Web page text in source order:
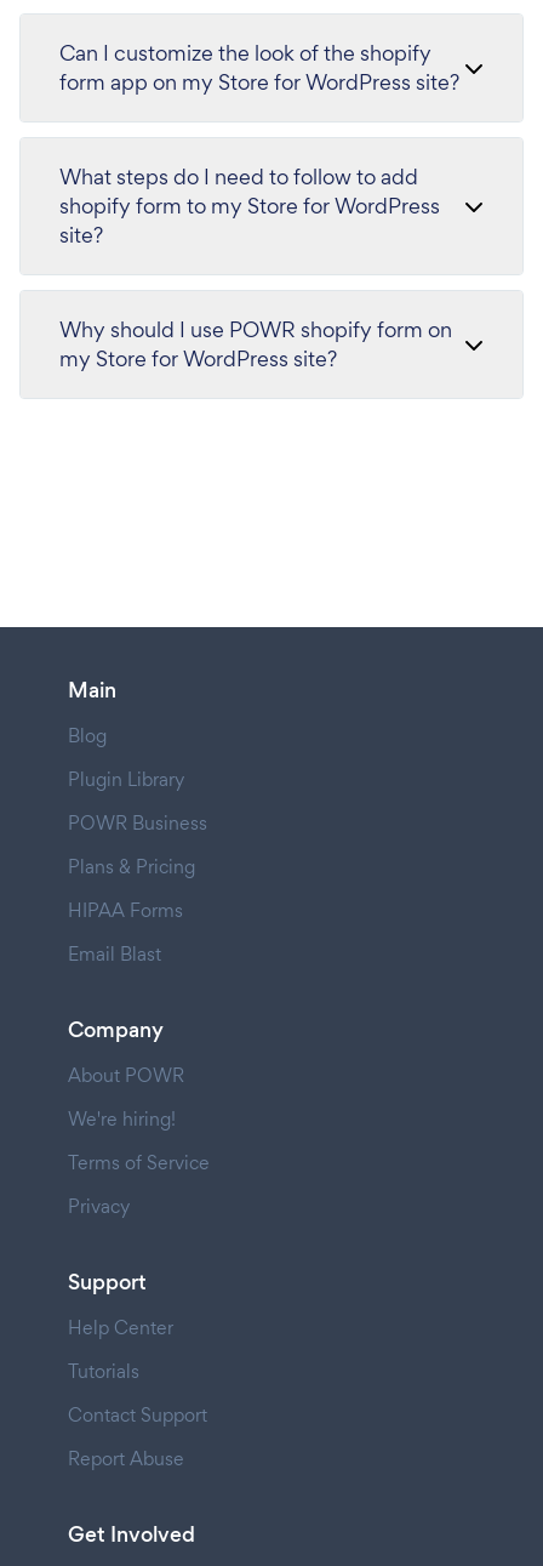
Can I customize the look of the shopify
form app on my Store for WordPress site?
What steps do I need to follow to add
shopify form to my Store for WordPress
site?
Why should I use POWR shopify form on
my Store for WordPress site?
Main
Blog
Plugin Library
POWR Business
Plans & Pricing
HIPAA Forms
Email Blast
Company
About POWR
We're hiring!
Terms of Service
Privacy
Support
Help Center
Tutorials
Contact Support
Report Abuse
Get Involved